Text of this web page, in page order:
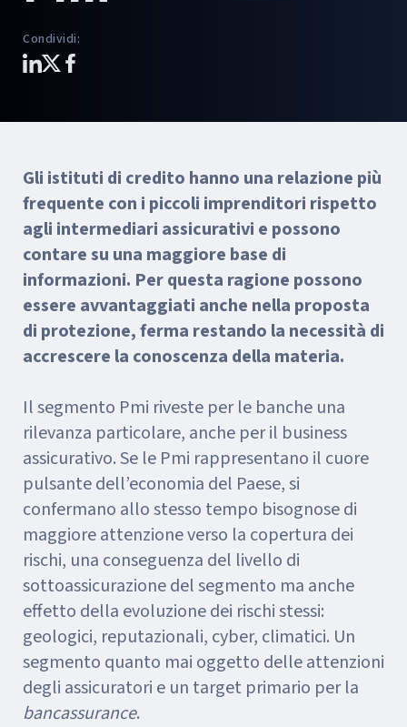
Condividi:
Gli istituti di credito hanno una relazione più
frequente con i piccoli imprenditori rispetto
agli intermediari assicurativi e possono
contare su una maggiore base di
informazioni. Per questa ragione possono
essere avvantaggiati anche nella proposta
di protezione, ferma restando la necessità di
accrescere la conoscenza della materia.
Il segmento Pmi riveste per le banche una
rilevanza particolare, anche per il business
assicurativo. Se le Pmi rappresentano il cuore
pulsante dell’economia del Paese, si
confermano allo stesso tempo bisognose di
maggiore attenzione verso la copertura dei
rischi, una conseguenza del livello di
sottoassicurazione del segmento ma anche
effetto della evoluzione dei rischi stessi:
geologici, reputazionali, cyber, climatici. Un
segmento quanto mai oggetto delle attenzioni
degli assicuratori e un target primario per la
bancassurance.